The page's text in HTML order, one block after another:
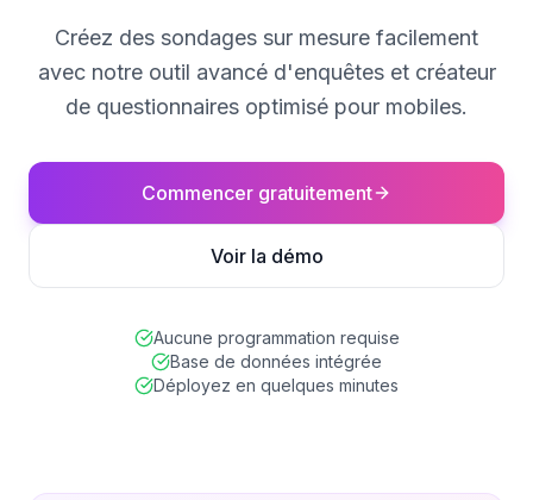
Créez des sondages sur mesure facilement
avec notre outil avancé d'enquêtes et créateur
de questionnaires optimisé pour mobiles.
Commencer gratuitement
Voir la démo
Aucune programmation requise
Base de données intégrée
Déployez en quelques minutes